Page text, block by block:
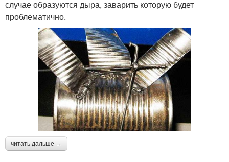
случае образуются дыра, заварить которую будет
проблематично.
читать дальше →